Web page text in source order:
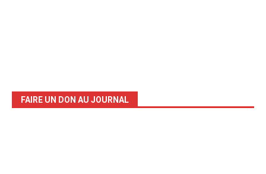
FAIRE UN DON AU JOURNAL